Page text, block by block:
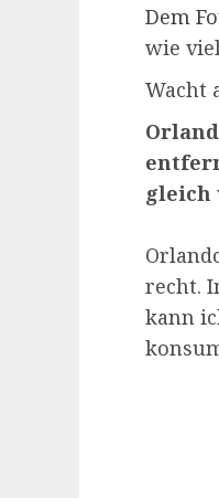
Dem
wie
Wacht
gleich
recht.
kann